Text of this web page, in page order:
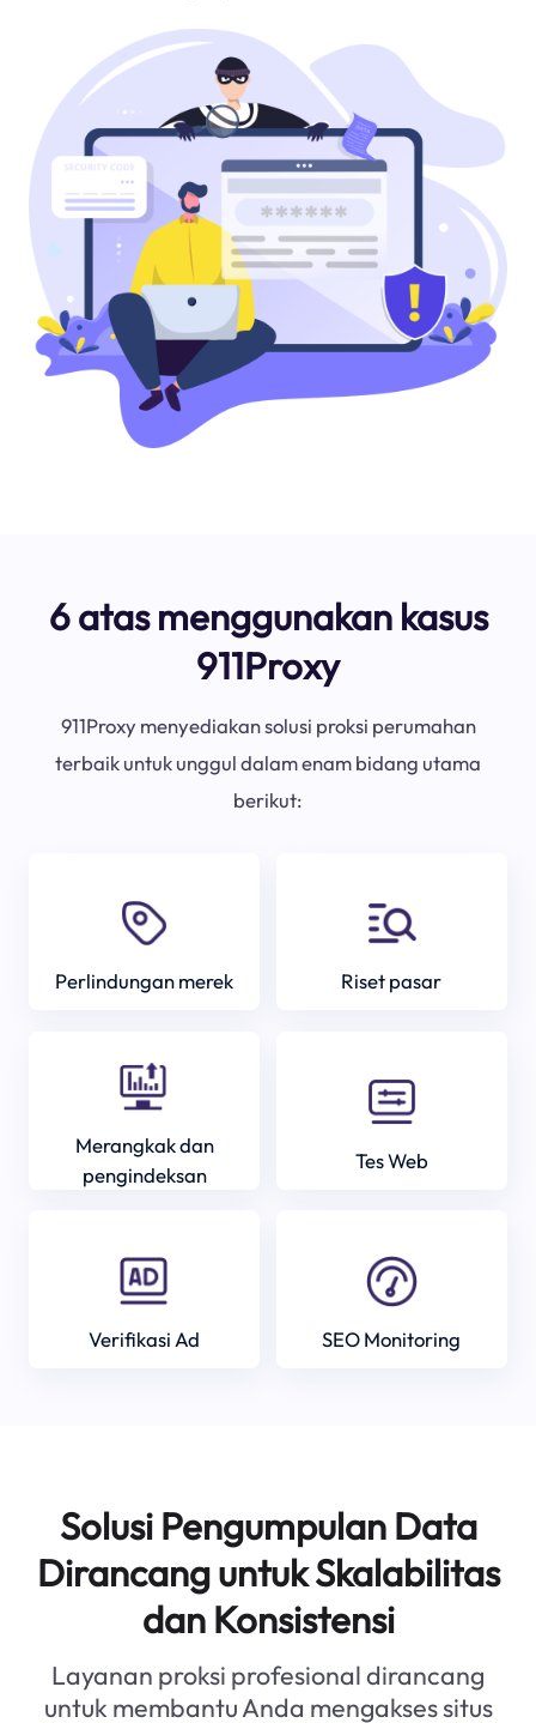
6 atas menggunakan kasus
911Proxy
911Proxy menyediakan solusi proksi perumahan
terbaik untuk unggul dalam enam bidang utama
berikut:
Perlindungan merek Riset pasar
Merangkak dan
pengindeksan
Tes Web
Verifikasi Ad SEO Monitoring
Solusi Pengumpulan Data
Dirancang untuk Skalabilitas
dan Konsistensi
Layanan proksi profesional dirancang
untuk membantu Anda mengakses situs